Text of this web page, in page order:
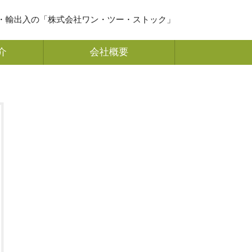
出入の「株式会社ワン・ツー・ストック」
会社概要